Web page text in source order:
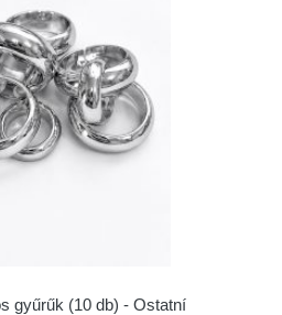
gyűrűk (10 db) - Ostatní